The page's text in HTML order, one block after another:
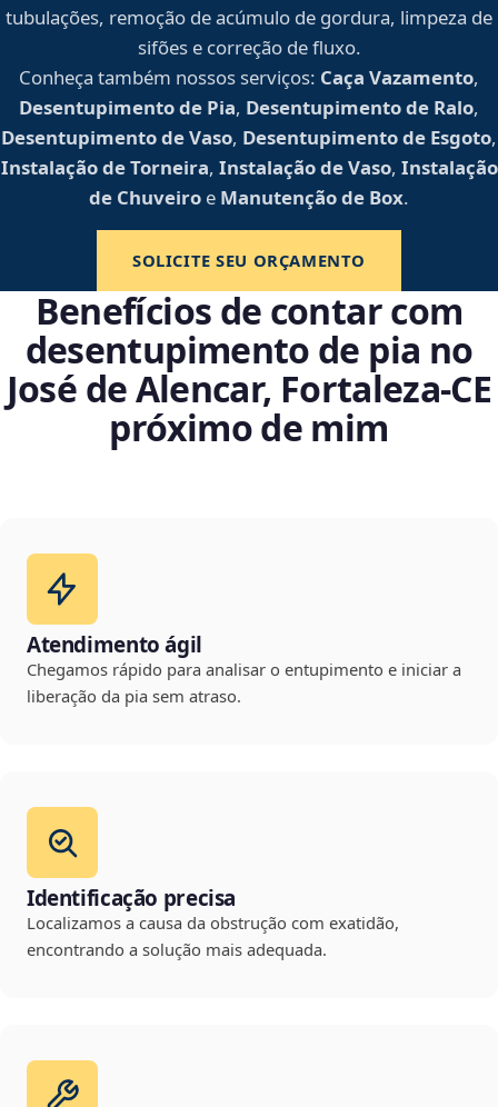
tubulações, remoção de acúmulo de gordura, limpeza de
sifões e correção de fluxo.
Conheça também nossos serviços: Caça Vazamento,
Desentupimento de Pia, Desentupimento de Ralo,
Desentupimento de Vaso, Desentupimento de Esgoto,
Instalação de Torneira, Instalação de Vaso, Instalação
de Chuveiro e Manutenção de Box.
SOLICITE SEU ORÇAMENTO
Benefícios de contar com
desentupimento de pia no
José de Alencar, Fortaleza‑CE
próximo de mim
Atendimento ágil
Chegamos rápido para analisar o entupimento e iniciar a
liberação da pia sem atraso.
Identificação precisa
Localizamos a causa da obstrução com exatidão,
encontrando a solução mais adequada.